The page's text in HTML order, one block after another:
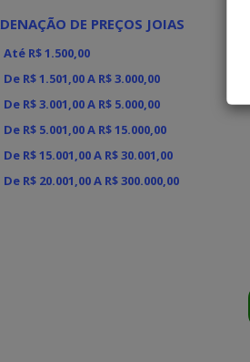
DE PREÇOS JOIAS
Até R$ 1.500,00
De R$ 1.501,00 A R$ 3.000,00
De R$ 3.001,00 A R$ 5.000,00
De R$ 5.001,00 A R$ 15.000,00
De R$ 15.001,00 A R$ 30.001,00
De R$ 20.001,00 A R$ 300.000,00